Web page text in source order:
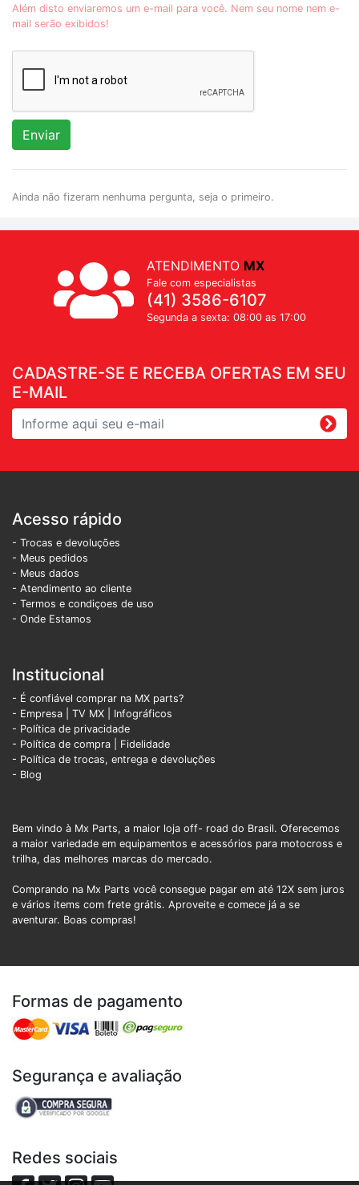
Além disto enviaremos um e-mail para você. Nem seu nome nem e-
mail serão exibidos!
Enviar
Ainda não fizeram nenhuma pergunta, seja o primeiro.
CADASTRE-SE E RECEBA OFERTAS EM SEU
E-MAIL
ATENDIMENTO MX
Fale com especialistas
(41) 3586-6107
Segunda a sexta: 08:00 as 17:00
Acesso rápido
- Trocas e devoluções
- Meus pedidos
- Meus dados
- Atendimento ao cliente
- Termos e condiçoes de uso
- Onde Estamos
Institucional
- É confiável comprar na MX parts?
- Empresa
TV MX
Infográficos
- Política de privacidade
- Política de compra | Fidelidade
- Política de trocas, entrega e devoluções
- Blog
Bem vindo à Mx Parts, a maior loja off- road do Brasil. Oferecemos
a maior variedade em equipamentos e acessórios para motocross e
trilha, das melhores marcas do mercado.
Comprando na Mx Parts você consegue pagar em até 12X sem juros
e vários items com frete grátis. Aproveite e comece já a se
aventurar. Boas compras!
Formas de pagamento
Segurança e avaliação
Redes sociais